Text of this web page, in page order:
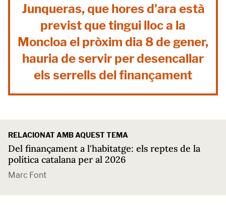
Junqueras, que hores d'ara està
previst que tingui lloc a la
Moncloa el pròxim dia 8 de gener,
hauria de servir per desencallar
els serrells del finançament
RELACIONAT AMB AQUEST TEMA
Del finançament a l'habitatge: els reptes de la
política catalana per al 2026
Marc Font